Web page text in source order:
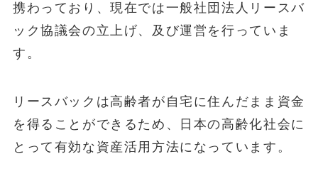
携わっており、現在では一般社団法人リースバ
ック協議会の立上げ、及び運営を行っていま
す。
リースバックは高齢者が自宅に住んだまま資金
を得ることができるため、日本の高齢化社会に
とって有効な資産活用方法になっています。